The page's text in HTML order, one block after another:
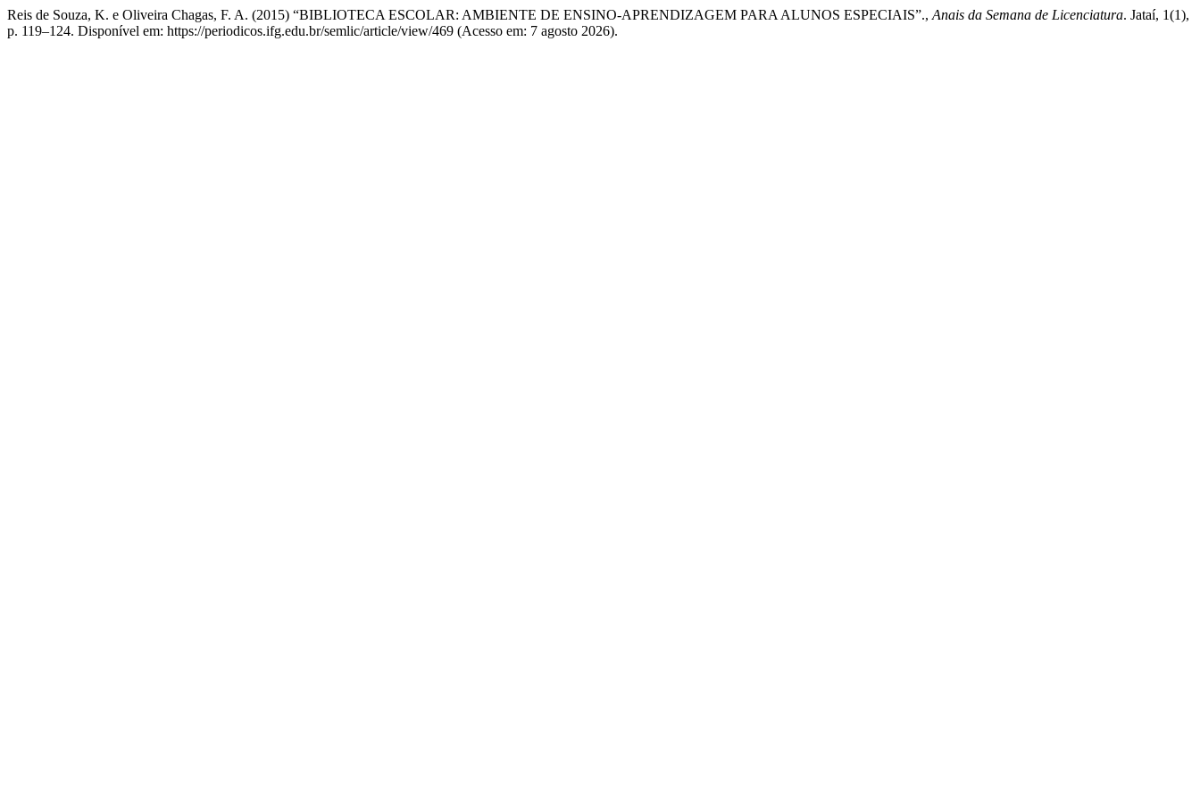
Reis de Souza, K. e Oliveira Chagas, F. A. (2015) “BIBLIOTECA ESCOLAR: AMBIENTE DE ENSINO-APRENDIZAGEM PARA ALUNOS ESPECIAIS”., Anais da Semana de Licenciatura. Jataí, 1(1),
p. 119–124. Disponível em: https://periodicos.ifg.edu.br/semlic/article/view/469 (Acesso em: 7 agosto 2026).